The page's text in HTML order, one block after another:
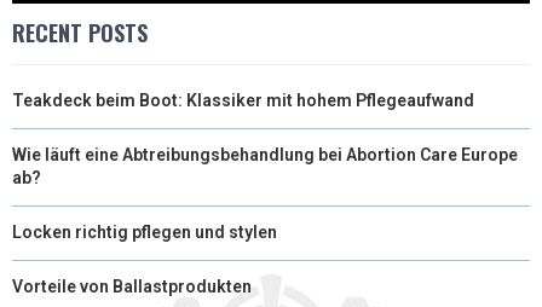
RECENT POSTS
Teakdeck beim Boot: Klassiker mit hohem Pflegeaufwand
Wie läuft eine Abtreibungsbehandlung bei Abortion Care Europe
ab?
Locken richtig pflegen und stylen
Vorteile von Ballastprodukten